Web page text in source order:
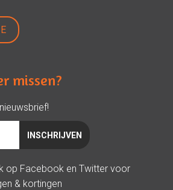
missen?
op Facebook en Twitter voor
& kortingen